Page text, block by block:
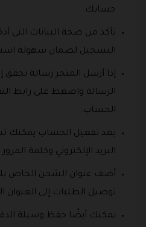
حسابك.
تأكد من صحة البيانات التي
التسجيل لضمان سهولة
إذا أرسل المتجر رسالة تحقق
الرسالة واضغط على رابط
الحساب.
بعد تفعيل الحساب يمكنك
البريد الإلكتروني وكلمة
أضف عنوان الشحن الخاص
توصيل الطلبات إلى العنوان
يمكنك أيضًا حفظ وسيلة